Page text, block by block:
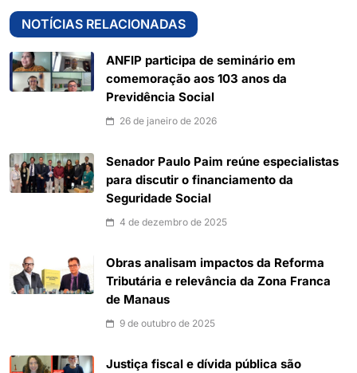
NOTÍCIAS RELACIONADAS
ANFIP participa de seminário em
comemoração aos 103 anos da
Previdência Social
26 de janeiro de 2026
Senador Paulo Paim reúne especialistas
para discutir o financiamento da
Seguridade Social
4 de dezembro de 2025
Obras analisam impactos da Reforma
Tributária e relevância da Zona Franca
de Manaus
9 de outubro de 2025
Justiça fiscal e dívida pública são